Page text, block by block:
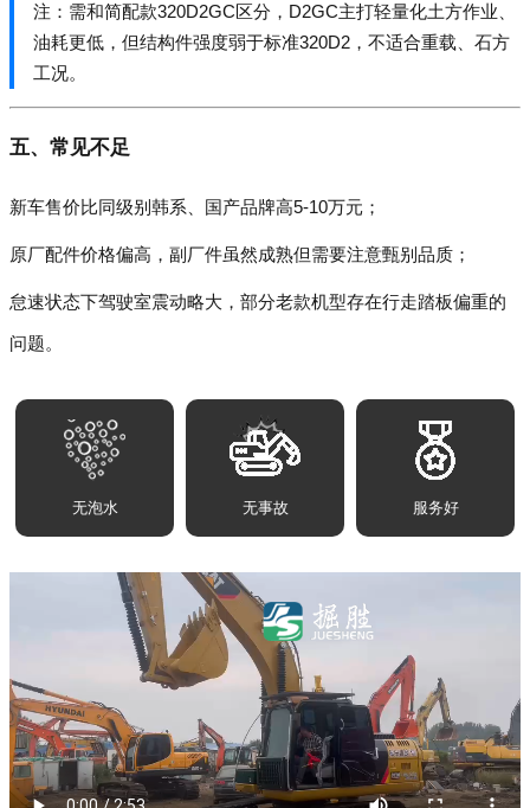
注：需和简配款320D2GC区分，D2GC主打轻量化土方作业、
油耗更低，但结构件强度弱于标准320D2，不适合重载、石方
工况。
五、常见不足
新车售价比同级别韩系、国产品牌高5-10万元；
原厂配件价格偏高，副厂件虽然成熟但需要注意甄别品质；
怠速状态下驾驶室震动略大，部分老款机型存在行走踏板偏重的
问题。
无泡水 无事故 服务好